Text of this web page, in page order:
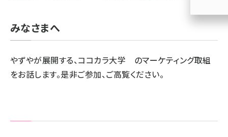
みなさまへ
やずやが展開する、ココカラ大学 のマーケティング取組
をお話します。是非ご参加、ご高覧ください。